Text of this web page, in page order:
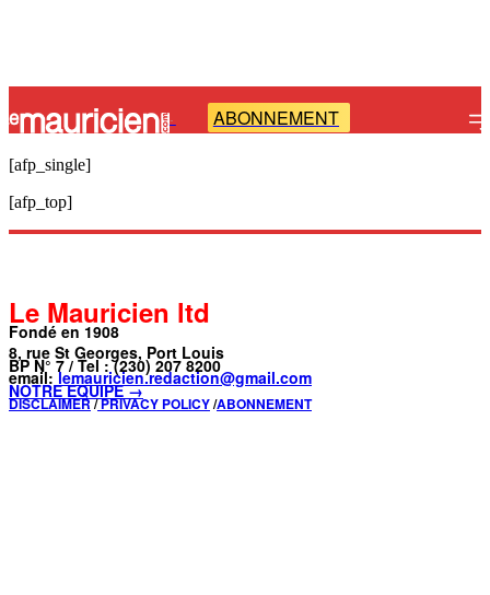
- ABONNEMENT
[afp_single]
[afp_top]
Le Mauricien ltd
Fondé en 1908
8, rue St Georges, Port Louis
BP N° 7 / Tel : (230) 207 8200
email: lemauricien.redaction@gmail.com
NOTRE ÉQUIPE →
DISCLAIMER/PRIVACY POLICY/ABONNEMENT